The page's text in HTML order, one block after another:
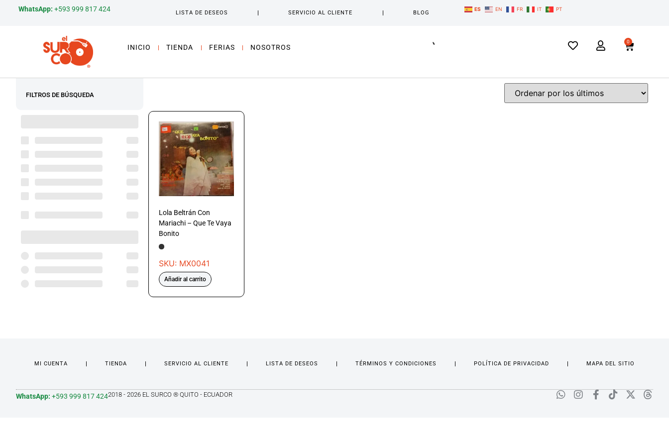
WhatsApp: +593 999 817 424 LISTA DE DESEOS SERVICIO AL CLIENTE BLOG
ES EN FR IT PT
INICIO TIENDA FERIAS NOSOTROS
0
FILTROS DE BÚSQUEDA
Lola Beltrán Con
Mariachi – Que Te Vaya
Bonito
SKU: MX0041
Añadir al carrito
MI CUENTA TIENDA SERVICIO AL CLIENTE LISTA DE DESEOS TÉRMINOS Y CONDICIONES POLÍTICA DE PRIVACIDAD MAPA DEL SITIO
WhatsApp: +593 999 817 4242018 - 2026 EL SURCO ® QUITO - ECUADOR